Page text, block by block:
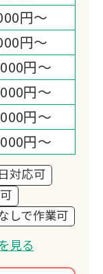
円～
円～
円～
円～
円～
円～
対応可
しで作業可
見る